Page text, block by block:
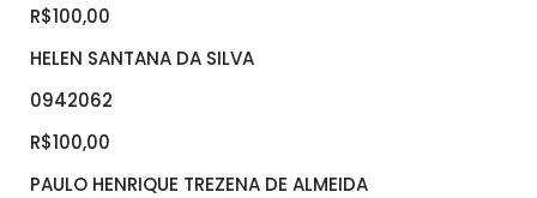
R$100,00
HELEN SANTANA DA SILVA
0942062
R$100,00
PAULO HENRIQUE TREZENA DE ALMEIDA